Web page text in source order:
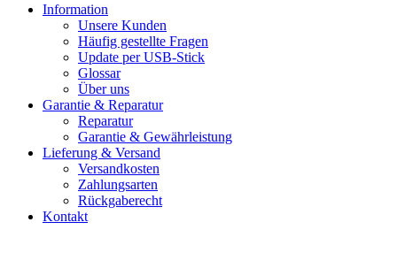
Information
Unsere Kunden
Häufig gestellte Fragen
Update per USB-Stick
Glossar
Über uns
Garantie & Reparatur
Reparatur
Garantie & Gewährleistung
Lieferung & Versand
Versandkosten
Zahlungsarten
Rückgaberecht
Kontakt